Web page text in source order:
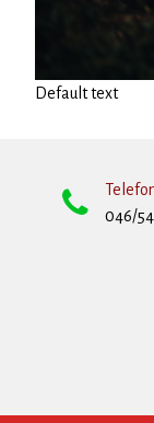
Default text
046/